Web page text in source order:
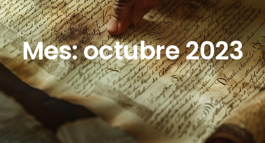
Mes:octubre 2023